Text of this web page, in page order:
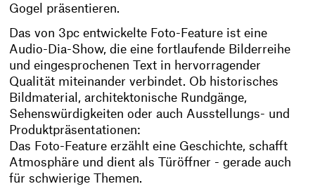
Gogel präsentieren.
Das von 3pc entwickelte Foto-Feature ist eine
Audio-Dia-Show, die eine fortlaufende Bilderreihe
und eingesprochenen Text in hervorragender
Qualität miteinander verbindet. Ob historisches
Bildmaterial, architektonische Rundgänge,
Sehenswürdigkeiten oder auch Ausstellungs- und
Produktpräsentationen:
Das Foto-Feature erzählt eine Geschichte, schafft
Atmosphäre und dient als Türöffner - gerade auch
für schwierige Themen.